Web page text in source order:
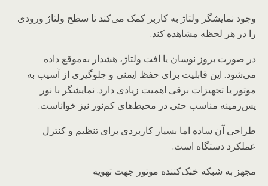
وجود نمایشگر ولتاژ به کاربر کمک می‌کند تا سطح ولتاژ ورودی
را در هر لحظه مشاهده کند.
در صورت بروز نوسان یا افت ولتاژ، هشدار به‌موقع داده
می‌شود. این قابلیت برای حفظ ایمنی و جلوگیری از آسیب به
موتور یا تجهیزات برقی اهمیت زیادی دارد. نمایشگر با نور
پس‌زمینه مناسب حتی در محیط‌های کم‌نور نیز خواناست.
طراحی آن ساده اما بسیار کاربردی برای تنظیم و کنترل
عملکرد دستگاه است.
مجهز به شبکه خنک‌کننده موتور جهت تهویه